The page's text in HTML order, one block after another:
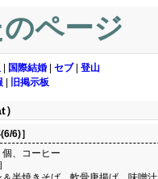
ページ
国際結婚 セブ| 登山
旧掲示板
6)］
、コーヒー